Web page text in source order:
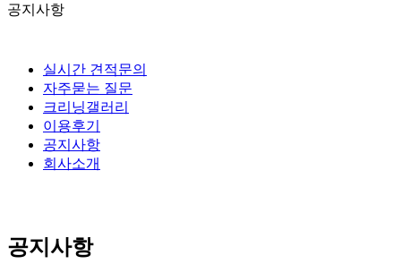
공지사항
실시간 견적문의
자주묻는 질문
크리닝갤러리
이용후기
공지사항
회사소개
공지사항